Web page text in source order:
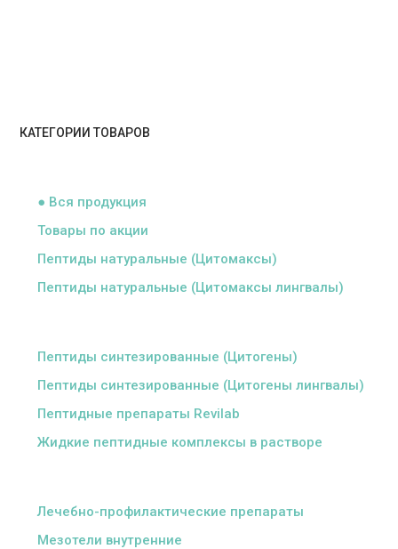
КАТЕГОРИИ ТОВАРОВ
● Вся продукция
Товары по акции
Пептиды натуральные (Цитомаксы)
Пептиды натуральные (Цитомаксы лингвалы)
Пептиды синтезированные (Цитогены)
Пептиды синтезированные (Цитогены лингвалы)
Пептидные препараты Revilab
Жидкие пептидные комплексы в растворе
Лечебно-профилактические препараты
Мезотели внутренние